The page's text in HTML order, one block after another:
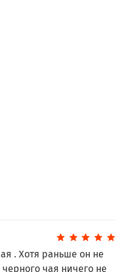
. Хотя раньше он не
чая ничего не